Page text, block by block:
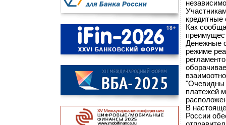
Как
Денежные
режиме
"Очевидны
платежей
В
России